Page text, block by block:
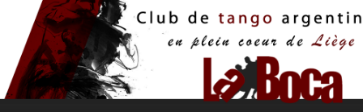
contenu
principal